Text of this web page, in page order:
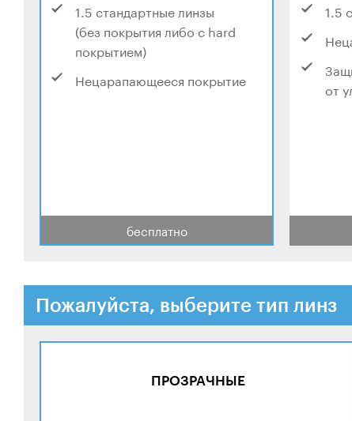
1.5 стандартные линзы
(без покрытия либо с hard
покрытием)
Нецарапающееся покрытие
бесплатно
1.5
от
Пожалуйста, выберите тип линз
ПРОЗРАЧНЫЕ